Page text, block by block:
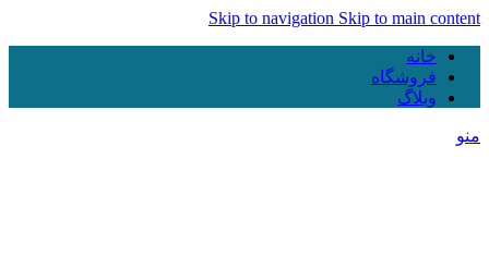
Skip to navigation Skip to main content
خانه
فروشگاه
وبلاگ
منو